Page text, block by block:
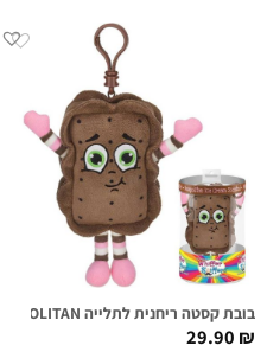
בובת קסטה ריחנית לתלייה NEAL O. POLITAN
29.90₪